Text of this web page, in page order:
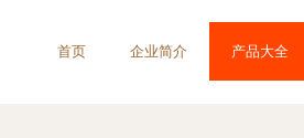
首页 企业简介 产品大全